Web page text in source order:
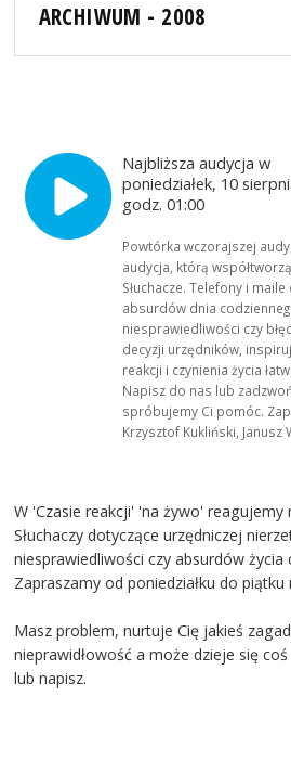
ARCHIWUM - 2008
Najbliższa audycja w
poniedziałek, 10
godz. 01:00
Powtórka wczorajszej
audycja, którą
Słuchacze. Telefony i
absurdów dnia
niesprawiedliwości czy
decyzji urzędników,
reakcji i czynienia życia
Napisz do nas lub
spróbujemy Ci pomóc.
Krzysztof Kukliński, Janusz
W 'Czasie reakcji' 'na żywo' reagujemy
Słuchaczy dotyczące urzędniczej
niesprawiedliwości czy absurdów życia
Zapraszamy od poniedziałku do piątku
Masz problem, nurtuje Cię jakieś
nieprawidłowość a może dzieje się
lub napisz.